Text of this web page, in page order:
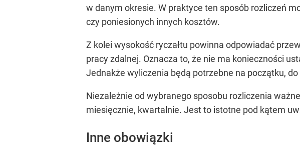
w danym okresie. W praktyce ten sposób rozliczeń
czy poniesionych innych kosztów.
Z kolei wysokość ryczałtu powinna odpowiadać
pracy zdalnej. Oznacza to, że nie ma konieczności
Jednakże wyliczenia będą potrzebne na początku,
Niezależnie od wybranego sposobu rozliczenia
miesięcznie, kwartalnie. Jest to istotne pod kątem
Inne obowiązki